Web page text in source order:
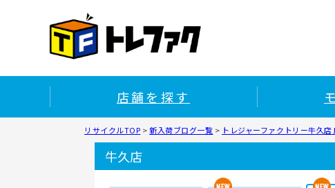
店舗を探す
リサイクルTOP >新入荷ブログ一覧 > トレジャーファクトリー牛久店
牛久店